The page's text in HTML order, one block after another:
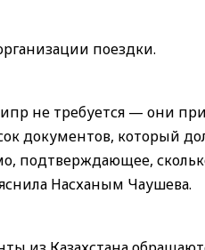
поездки.
не требуется — они
документов, который
подтверждающее,
Насханым Чаушева.